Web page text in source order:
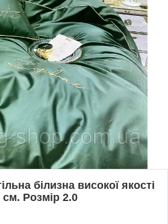
білизна високої якості
см. Розмір 2.0